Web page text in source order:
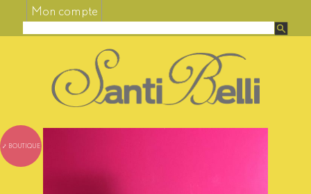
Mon compte
⤦ BOUTIQUE